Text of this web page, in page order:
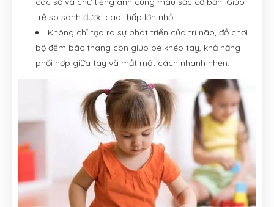
trẻ so sánh được cao thấp lớn nhỏ.
Không chỉ tạo ra sự phát triển của trí não, đồ chơi
bộ đếm bâc thang còn giúp bé khéo tay, khả năng
phối hợp giữa tay và mắt một cách nhanh nhẹn.